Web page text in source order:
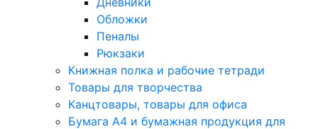
Обложки
Пеналы
Рюкзаки
Книжная полка и рабочие тетради
Товары для творчества
Канцтовары, товары для офиса
Бумага А4 и бумажная продукция для